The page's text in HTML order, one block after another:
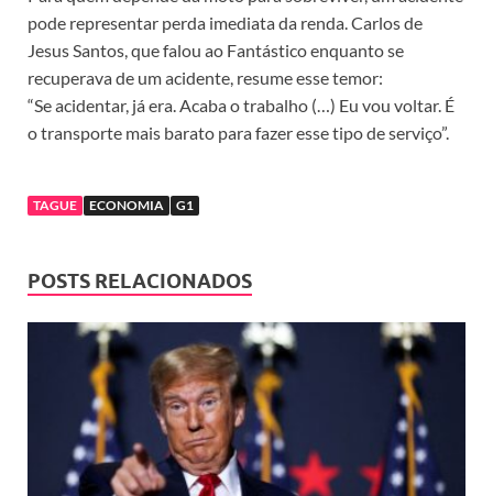
pode representar perda imediata da renda. Carlos de
Jesus Santos, que falou ao Fantástico enquanto se
recuperava de um acidente, resume esse temor:
“Se acidentar, já era. Acaba o trabalho (…) Eu vou voltar. É
o transporte mais barato para fazer esse tipo de serviço”.
TAGUE ECONOMIA G1
POSTS RELACIONADOS